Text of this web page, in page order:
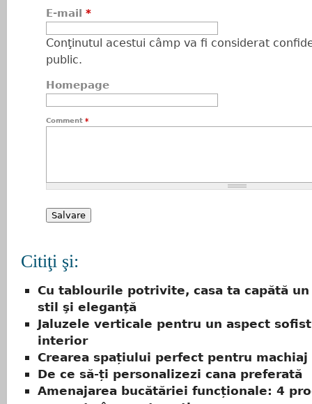
E-mail *
Conţinutul acestui câmp va fi considerat
public.
Homepage
Comment *
Citiţi şi:
Cu tablourile potrivite, casa ta capătă
stil şi eleganţă
Jaluzele verticale pentru un aspect
interior
Crearea spațiului perfect pentru machiaj
De ce să-ți personalizezi cana preferată
Amenajarea bucătăriei funcționale: 4